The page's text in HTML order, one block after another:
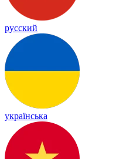
русский
українська